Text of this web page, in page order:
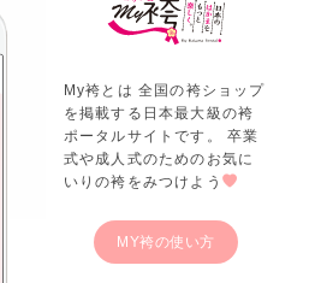
My袴とは 全国の袴ショップ
を掲載する日本最大級の袴
ポータルサイトです。 卒業
式や成人式のためのお気に
いりの袴をみつけよう
MY袴の使い方